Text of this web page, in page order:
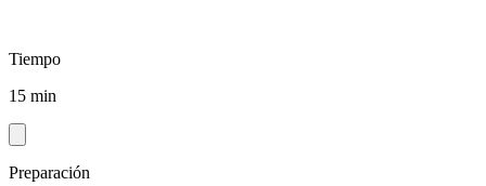
Tiempo
15 min
Preparación